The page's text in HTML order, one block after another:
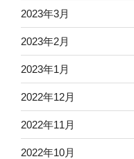
2023年3月
2023年2月
2023年1月
2022年12月
2022年11月
2022年10月